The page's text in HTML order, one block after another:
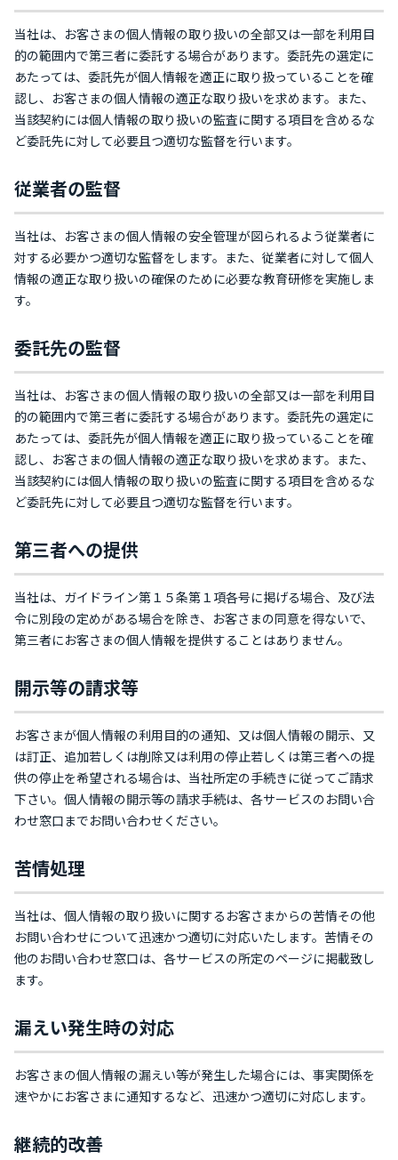
当社は、お客さまの個人情報の取り扱いの全部又は一部を利用目
的の範囲内で第三者に委託する場合があります。委託先の選定に
あたっては、委託先が個人情報を適正に取り扱っていることを確
認し、お客さまの個人情報の適正な取り扱いを求めます。また、
当該契約には個人情報の取り扱いの監査に関する項目を含めるな
ど委託先に対して必要且つ適切な監督を行います。
従業者の監督
当社は、お客さまの個人情報の安全管理が図られるよう従業者に
対する必要かつ適切な監督をします。また、従業者に対して個人
情報の適正な取り扱いの確保のために必要な教育研修を実施しま
す。
委託先の監督
当社は、お客さまの個人情報の取り扱いの全部又は一部を利用目
的の範囲内で第三者に委託する場合があります。委託先の選定に
あたっては、委託先が個人情報を適正に取り扱っていることを確
認し、お客さまの個人情報の適正な取り扱いを求めます。また、
当該契約には個人情報の取り扱いの監査に関する項目を含めるな
ど委託先に対して必要且つ適切な監督を行います。
第三者への提供
当社は、ガイドライン第１５条第１項各号に掲げる場合、及び法
令に別段の定めがある場合を除き、お客さまの同意を得ないで、
第三者にお客さまの個人情報を提供することはありません。
開示等の請求等
お客さまが個人情報の利用目的の通知、又は個人情報の開示、又
は訂正、追加若しくは削除又は利用の停止若しくは第三者への提
供の停止を希望される場合は、当社所定の手続きに従ってご請求
下さい。個人情報の開示等の請求手続は、各サービスのお問い合
わせ窓口までお問い合わせください。
苦情処理
当社は、個人情報の取り扱いに関するお客さまからの苦情その他
お問い合わせについて迅速かつ適切に対応いたします。苦情その
他のお問い合わせ窓口は、各サービスの所定のページに掲載致し
ます。
漏えい発生時の対応
お客さまの個人情報の漏えい等が発生した場合には、事実関係を
速やかにお客さまに通知するなど、迅速かつ適切に対応します。
継続的改善